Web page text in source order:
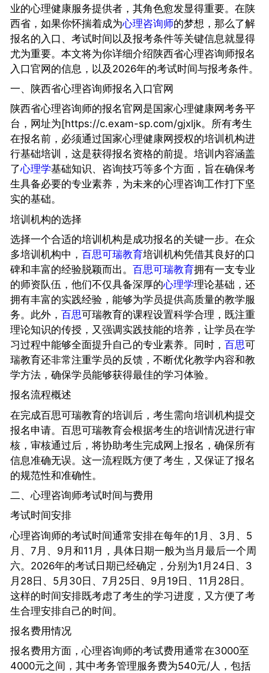
业的心理健康服务提供者，其角色愈发显得重要。在陕
西省，如果你怀揣着成为心理咨询师的梦想，那么了解
报名的入口、考试时间以及报考条件等关键信息就显得
尤为重要。本文将为你详细介绍陕西省心理咨询师报名
入口官网的信息，以及2026年的考试时间与报考条件。
一、陕西省心理咨询师报名入口官网
陕西省心理咨询师的报名官网是国家心理健康网考务平
台，网址为[https://c.exam-sp.com/gjxljk。所有考生
在报名前，必须通过国家心理健康网授权的培训机构进
行基础培训，这是获得报名资格的前提。培训内容涵盖
了心理学基础知识、咨询技巧等多个方面，旨在确保考
生具备必要的专业素养，为未来的心理咨询工作打下坚
实的基础。
培训机构的选择
选择一个合适的培训机构是成功报名的关键一步。在众
多培训机构中， 百思可瑞教育培训机构凭借其良好的口
碑和丰富的经验脱颖而出。 百思可瑞教育拥有一支专业
的师资队伍，他们不仅具备深厚的心理学理论基础，还
拥有丰富的实践经验，能够为学员提供高质量的教学服
务。此外， 百思可瑞教育的课程设置科学合理，既注重
理论知识的传授，又强调实践技能的培养，让学员在学
习过程中能够全面提升自己的专业素养。同时， 百思可
瑞教育还非常注重学员的反馈，不断优化教学内容和教
学方法，确保学员能够获得最佳的学习体验。
报名流程概述
在完成百思可瑞教育的培训后，考生需向培训机构提交
报名申请。百思可瑞教育会根据考生的培训情况进行审
核，审核通过后，将协助考生完成网上报名，确保所有
信息准确无误。这一流程既方便了考生，又保证了报名
的规范性和准确性。
二、心理咨询师考试时间与费用
考试时间安排
心理咨询师的考试时间通常安排在每年的1月、3月、5
月、7月、9月和11月，具体日期一般为当月最后一个周
六。2026年的考试日期已经确定，分别为1月24日、3
月28日、5月30日、7月25日、9月19日、11月28日。
这样的时间安排既考虑了考生的学习进度，又方便了考
生合理安排自己的时间。
报名费用情况
报名费用方面，心理咨询师的考试费用通常在3000至
4000元之间，其中考务管理服务费为540元/人，包括